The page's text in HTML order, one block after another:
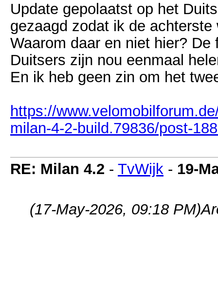
Update gepolaatst op het
gezaagd zodat ik de
Waarom daar en niet hier?
Duitsers zijn nou eenmaal
En ik heb geen zin om het
https://
milan-4-2-build.79836/post-
RE: Milan 4.2 - TvWijk - 19-
(17-May-2026, 09:18 PM)